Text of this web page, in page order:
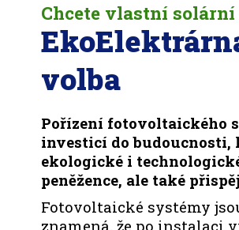
Chcete vlastní
volba
Pořízení fotovoltaického
investicí do budoucnosti,
ekologické i
peněžence, ale také
Fotovoltaické systémy
znamená, že po instalaci